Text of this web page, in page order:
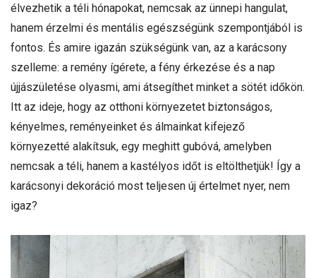
élvezhetik a téli hónapokat, nemcsak az ünnepi hangulat,
hanem érzelmi és mentális egészségünk szempontjából is
fontos. És amire igazán szükségünk van, az a karácsony
szelleme: a remény ígérete, a fény érkezése és a nap
újjászületése olyasmi, ami átsegíthet minket a sötét időkön.
Itt az ideje, hogy az otthoni környezetet biztonságos,
kényelmes, reményeinket és álmainkat kifejező
környezetté alakítsuk, egy meghitt gubóvá, amelyben
nemcsak a téli, hanem a kastélyos időt is eltölthetjük! Így a
karácsonyi dekoráció most teljesen új értelmet nyer, nem
igaz?